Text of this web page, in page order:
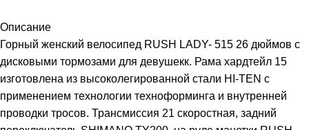
Описание
Горный женский велосипед RUSH LADY- 515 26 дюймов с
дисковыми тормозами для девушекк. Рама хардтейл 15
изготовлена из высоколегированной стали HI-TEN с
применением технологии техноформинга и внутренней
проводки тросов. Трансмиссия 21 скоростная, задний